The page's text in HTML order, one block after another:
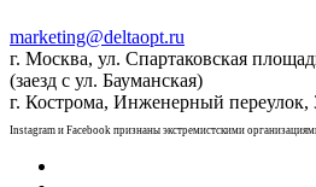
marketing@deltaopt.ru
г. Москва, ул. Спартаковская
(заезд с ул. Бауманская)
г. Кострома, Инженерный переулок,
Instagram и Facebook признаны экстремистскими